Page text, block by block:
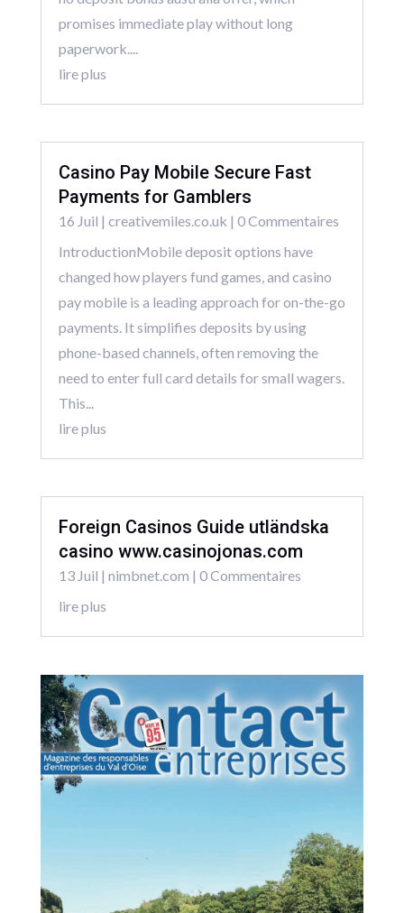
promises immediate play without long
paperwork....
lire plus
Casino Pay Mobile Secure Fast
Payments for Gamblers
16 Juil | creativemiles.co.uk | 0 Commentaires
IntroductionMobile deposit options have
changed how players fund games, and casino
pay mobile is a leading approach for on-the-go
payments. It simplifies deposits by using
phone-based channels, often removing the
need to enter full card details for small wagers.
This...
lire plus
Foreign Casinos Guide utländska
casino www.casinojonas.com
13 Juil | nimbnet.com | 0 Commentaires
lire plus